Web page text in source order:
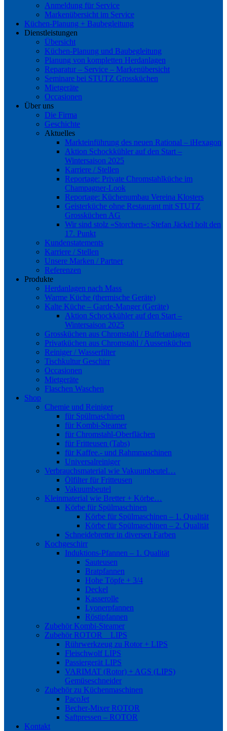
Anmeldung für Service
Markenübersicht im Service
Küchen-Planung + Baubegleitung
Dienstleistungen
Übersicht
Küchen-Planung und Baubegleitung
Planung von kompletten Herdanlagen
Reparatur – Service – Markenübersicht
Seminare bei STUTZ Grossküchen
Mietgeräte
Occasionen
Über uns
Die Firma
Geschichte
Aktuelles
Markteinführung des neuen Rational – iHexagon
Aktion Schockkühler auf den Start –
Wintersaison 2025
Karriere / Stellen
Reportage: Private Chromstahlküche im
Champagner-Look
Reportage: Küchenumbau Vereina Klosters
Geisterküche ohne Restaurant mit STUTZ
Grossküchen AG
Wir sind stolz «Storchen»: Stefan Jäckel holt den
17. Punkt
Kundenstatements
Karriere / Stellen
Unsere Marken / Partner
Referenzen
Produkte
Herdanlagen nach Mass
Warme Küche (thermische Geräte)
Kalte Küche – Garde-Manger (Geräte)
Aktion Schockkühler auf den Start –
Wintersaison 2025
Grossküchen aus Chromstahl / Buffetanlagen
Privatküchen aus Chromstahl / Aussenküchen
Reiniger / Wasserfilter
Tischkultur Geschirr
Occasionen
Mietgeräte
Flaschen Waschen
Shop
Chemie und Reiniger
für Spülmaschinen
für Kombi-Steamer
für Chromstahl-Oberflächen
für Fritteusen (Tabs)
für Kaffee.- und Rahmmaschinen
Universalreiniger
Verbrauchsmaterial wie Vakuumbeutel…
Ölfilter für Fritteusen
Vakuumbeutel
Kleinmaterial wie Bretter + Körbe…
Körbe für Spülmaschinen
Körbe für Spülmaschinen – 1. Qualität
Körbe für Spülmaschinen – 2. Qualität
Schneidebretter in diversen Farben
Kochgeschirr
Induktions-Pfannen – 1. Qualität
Sauteusen
Bratpfannen
Hohe Töpfe + 3/4
Deckel
Kasserolle
Lyonerpfannen
Röstipfannen
Zubehör Kombi-Steamer
Zubehör ROTOR _ LIPS
Rührwerkzeug zu Rotor + LIPS
Fleischwolf LIPS
Passiergerät LIPS
VARIMAT (Rotor) + AGS (LIPS)
Gemüseschneider
Zubehör zu Küchenmaschinen
PacoJet
Becher-Mixer ROTOR
Saftpressen – ROTOR
Kontakt